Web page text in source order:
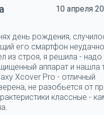
10 апреля
день рождения,
его смартфон
из строя, я решила -
аппарат и нашла
Xcover Pro - отличный
не разобьется от
классные -